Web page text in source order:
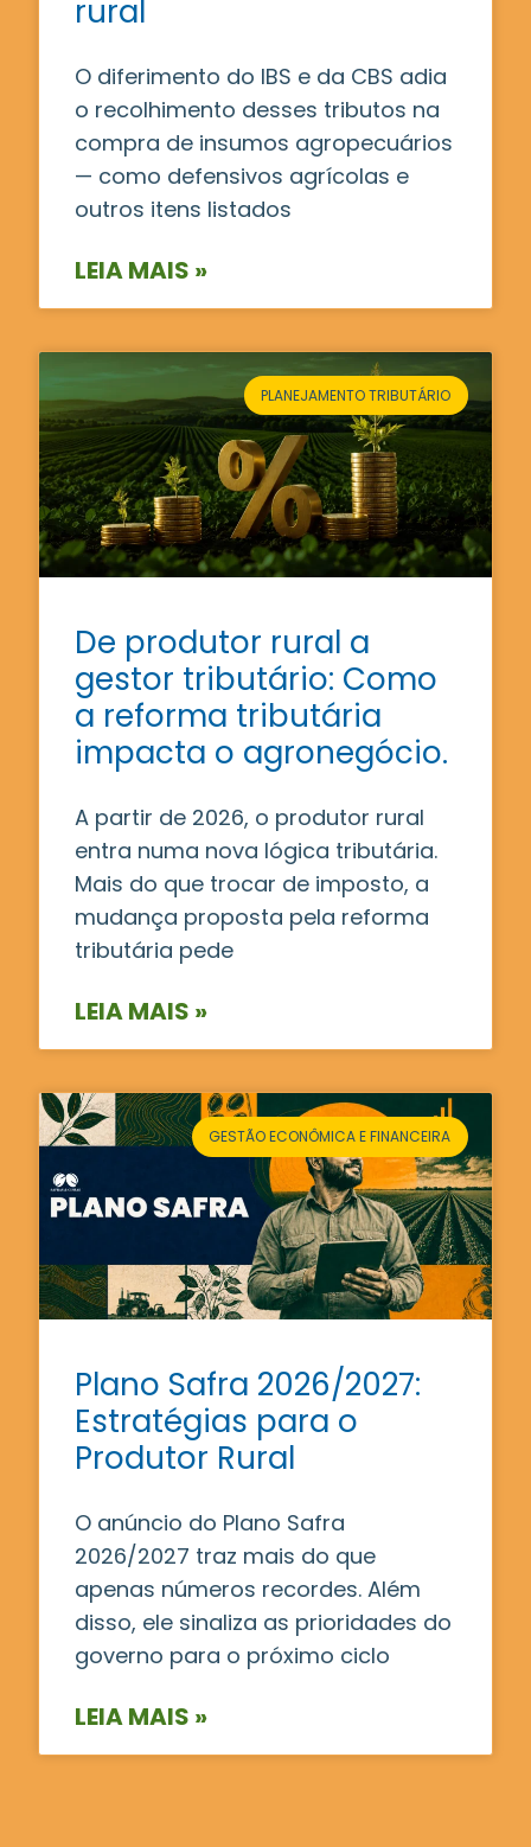
rural
O diferimento do IBS e da CBS adia
o recolhimento desses tributos na
compra de insumos agropecuários
— como defensivos agrícolas e
outros itens listados
LEIA MAIS »
PLANEJAMENTO TRIBUTÁRIO
De produtor rural a
gestor tributário: Como
a reforma tributária
impacta o agronegócio.
A partir de 2026, o produtor rural
entra numa nova lógica tributária.
Mais do que trocar de imposto, a
mudança proposta pela reforma
tributária pede
LEIA MAIS »
GESTÃO ECONÔMICA E FINANCEIRA
Plano Safra 2026/2027:
Estratégias para o
Produtor Rural
O anúncio do Plano Safra
2026/2027 traz mais do que
apenas números recordes. Além
disso, ele sinaliza as prioridades do
governo para o próximo ciclo
LEIA MAIS »